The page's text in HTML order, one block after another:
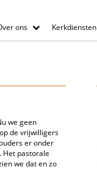
ons Kerkdiensten
we geen
de vrijwilligers
er onder
Het pastorale
we dat en zo